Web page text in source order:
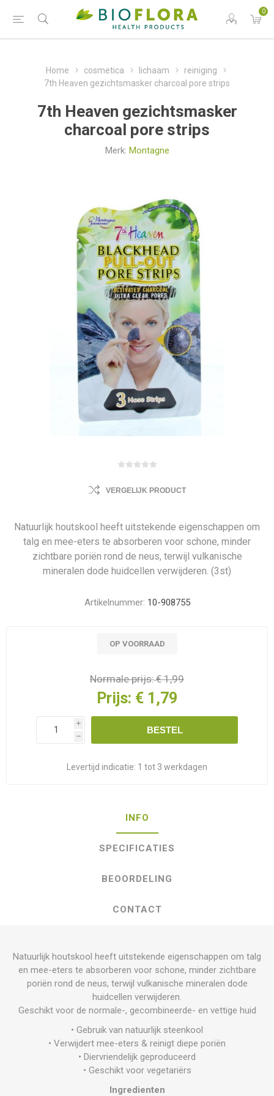
0
Home cosmetica lichaam
reiniging
7th Heaven gezichtsmasker charcoal pore strips
7th Heaven gezichtsmasker
charcoal pore strips
Merk: Montagne
VERGELIJK PRODUCT
Natuurlijk houtskool heeft uitstekende eigenschappen om
talg en mee-eters te absorberen voor schone, minder
zichtbare poriën rond de neus, terwijl vulkanische
mineralen dode huidcellen verwijderen. (3st)
Artikelnummer: 10-908755
OP VOORRAAD
Normale prijs:€ 1,99
Prijs: € 1,79
i
h
BESTEL
Levertijd indicatie: 1 tot 3 werkdagen
INFO
SPECIFICATIES
BEOORDELING
CONTACT
Natuurlijk houtskool heeft uitstekende eigenschappen om talg
en mee-eters te absorberen voor schone, minder zichtbare
poriën rond de neus, terwijl vulkanische mineralen dode
huidcellen verwijderen.
Geschikt voor de normale-, gecombineerde- en vettige huid
• Gebruik van natuurlijk steenkool
• Verwijdert mee-eters & reinigt diepe poriën
• Diervriendelijk geproduceerd
• Geschikt voor vegetariërs
Ingredienten